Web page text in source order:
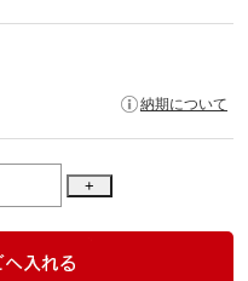
納期について